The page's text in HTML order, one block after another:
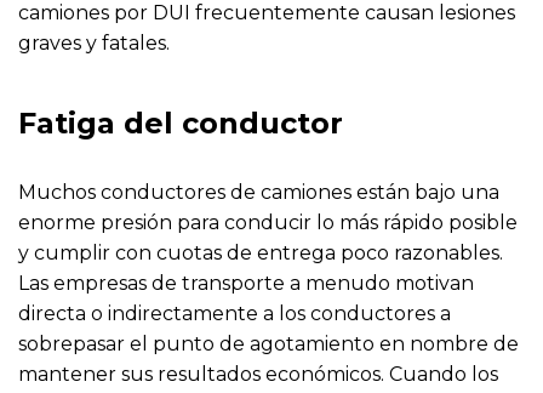
camiones por DUI frecuentemente causan lesiones
graves y fatales.
Fatiga del conductor
Muchos conductores de camiones están bajo una
enorme presión para conducir lo más rápido posible
y cumplir con cuotas de entrega poco razonables.
Las empresas de transporte a menudo motivan
directa o indirectamente a los conductores a
sobrepasar el punto de agotamiento en nombre de
mantener sus resultados económicos. Cuando los